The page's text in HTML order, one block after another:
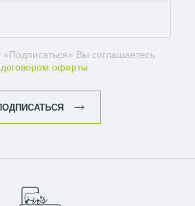
Вы соглашаетесь
договором оферты